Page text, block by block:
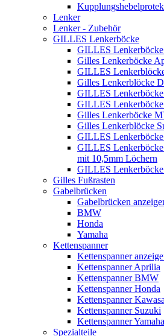
Lenker
Lenker - Zubehör
GILLES Lenkerböcke
GILLES Lenkerböcke
Gilles Lenkerböcke
GILLES
Gilles Lenkerblöcke
GILLES
GILLES
Gilles Lenkerböcke
Gilles Lenkerblöcke
GILLES Lenkerböcke
GILLES
mit 10,5mm Löchern
GILLES
Gilles Fußrasten
Gabelbrücken
Gabelbrücken
BMW
Honda
Yamaha
Kettenspanner
Kettenspanner
Kettenspanner Aprilia
Kettenspanner BMW
Kettenspanner Honda
Kettenspanner
Kettenspanner Suzuki
Kettenspanner Yamaha
Spezialteile